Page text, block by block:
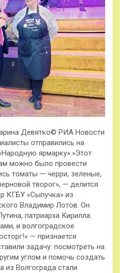
Девятко© РИА Новости
отправились на
ярмарку».»Этот
можно было провести
томаты — черри, зеленые,
творог», — делится
КГБУ «Сыпучка» из
Владимир Лотов. Он
патриарха Кирилла.
и волгоградское
— признается
задачу: посмотреть на
углом и помочь создать
Волгограда стали